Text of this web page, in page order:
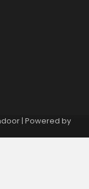
| Powered by